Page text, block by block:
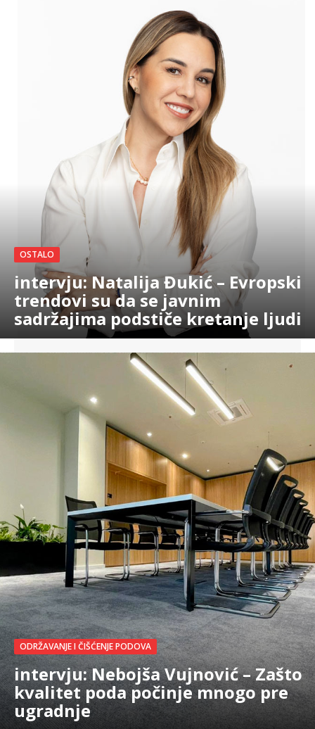
OSTALO
intervju: Natalija Đukić – Evropski
trendovi su da se javnim
sadržajima podstiče kretanje ljudi
ODRŽAVANJE I ČIŠĆENJE PODOVA
intervju: Nebojša Vujnović – Zašto
kvalitet poda počinje mnogo pre
ugradnje